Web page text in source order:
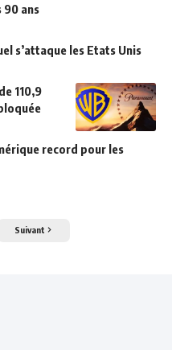
90 ans
s’attaque les Etats Unis
110,9
record pour les
Suivant